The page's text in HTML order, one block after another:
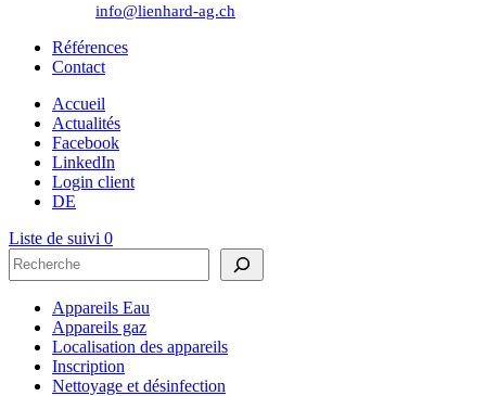
info@lienhard-ag.ch
Références
Contact
Accueil
Actualités
Facebook
LinkedIn
Login client
DE
Liste de suivi 0
Rechercher
Appareils Eau
Appareils gaz
Localisation des appareils
Inscription
Nettoyage et désinfection